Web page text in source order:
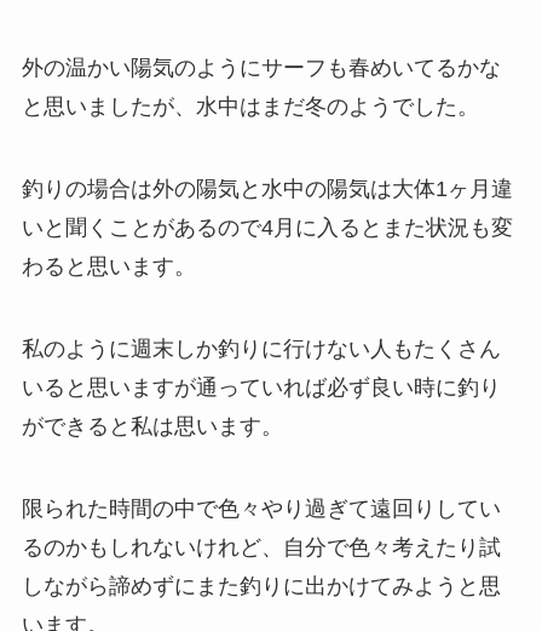
外の温かい陽気のようにサーフも春めいてるかな
と思いましたが、水中はまだ冬のようでした。
釣りの場合は外の陽気と水中の陽気は大体1ヶ月違
いと聞くことがあるので4月に入るとまた状況も変
わると思います。
私のように週末しか釣りに行けない人もたくさん
いると思いますが通っていれば必ず良い時に釣り
ができると私は思います。
限られた時間の中で色々やり過ぎて遠回りしてい
るのかもしれないけれど、自分で色々考えたり試
しながら諦めずにまた釣りに出かけてみようと思
います。